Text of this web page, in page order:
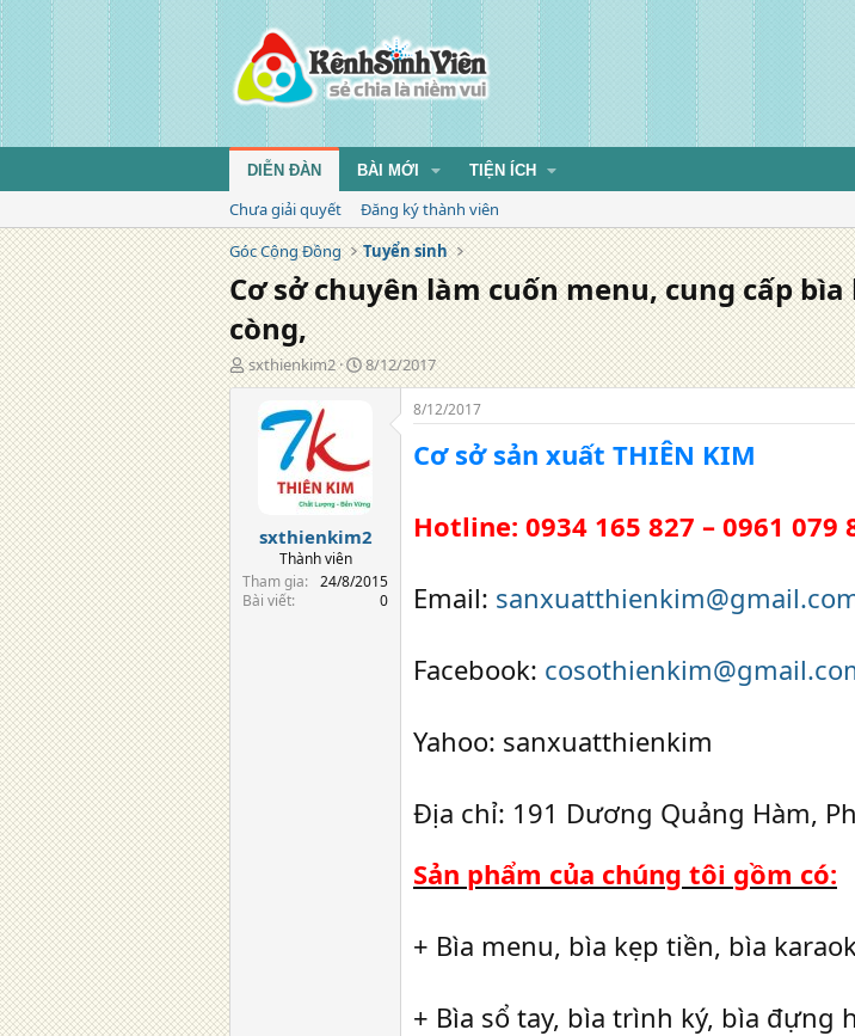
DIỄN ĐÀN BÀI MỚI TIỆN ÍCH
Chưa giải quyết
Đăng ký thành viên
Góc Cộng Đồng
Tuyển sinh
Cơ sở chuyên làm cuốn menu, cung cấp
còng,
T
á
sxthienkim2
N
g
ă
g
8/12/2017
sxthienkim2
Thành viên
Tham gia
24/8/2015
Bài viết
0
8/12/2017
Cơ sở sản xuất THIÊN KIM
Hotline: 0934 165 827 – 0961 079
Email:
Facebook:
Yahoo: sanxuatthienkim
Địa chỉ: 191 Dương Quảng Hàm,
Sản phẩm của chúng tôi gồm có:
+ Bìa menu, bìa kẹp tiền, bìa
+ Bìa sổ tay, bìa trình ký, bìa đựng